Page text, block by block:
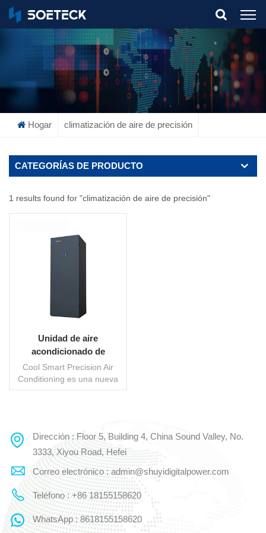
What Are You Looking For?
Hogar climatización de aire de precisión
CATEGORÍAS DE PRODUCTO
1 results found for "climatización de aire de precisión"
Unidad de aire
acondicionado de
precisión CRAC-PACU
Cool Smart Precision Air
Conditioning es una nueva
generación de unidades de
Adopta tecnologías
avanzadas y un diseño
innovador para proporcionar
control preciso de
temperatura y humedad,
alta eficiencia y ahorro de
energía, operación confiable
y duradera, y fácil
LEE MAS
Dirección : Floor 5, Building 4, China Sound Valley, No.
3333, Xiyou Road, Hefei
Correo electrónico : admin@shuyidigitalpower.com
Teléfono : +86 18155158620
WhatsApp : 8618155158620